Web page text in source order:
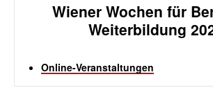
Wiener Wochen für
Weiterbildung
Online-Veranstaltungen